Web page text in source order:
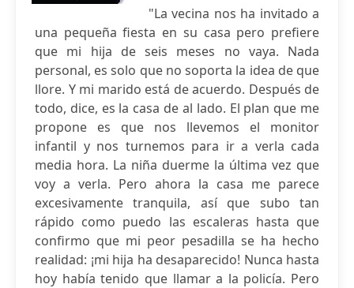
"La vecina nos ha invitado a
una pequeña fiesta en su casa pero prefiere
que mi hija de seis meses no vaya. Nada
personal, es solo que no soporta la idea de que
llore. Y mi marido está de acuerdo. Después de
todo, dice, es la casa de al lado. El plan que me
propone es que nos llevemos el monitor
infantil y nos turnemos para ir a verla cada
media hora. La niña duerme la última vez que
voy a verla. Pero ahora la casa me parece
excesivamente tranquila, así que subo tan
rápido como puedo las escaleras hasta que
confirmo que mi peor pesadilla se ha hecho
realidad: ¡mi hija ha desaparecido! Nunca hasta
hoy había tenido que llamar a la policía. Pero